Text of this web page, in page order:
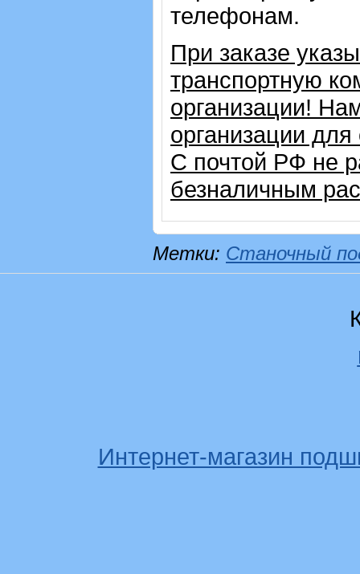
телефонам.
При заказе
транспортную
организации!
организации
С почтой РФ не
безналичным
Метки: Станочный
Интернет-магазин